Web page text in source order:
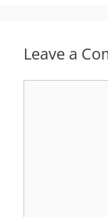
Leave a